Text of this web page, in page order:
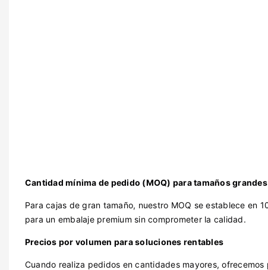
Cantidad mínima de pedido (MOQ) para tamaños grandes
Para cajas de gran tamaño, nuestro MOQ se establece en
para un embalaje premium sin comprometer la calidad.
Precios por volumen para soluciones rentables
Cuando realiza pedidos en cantidades mayores,